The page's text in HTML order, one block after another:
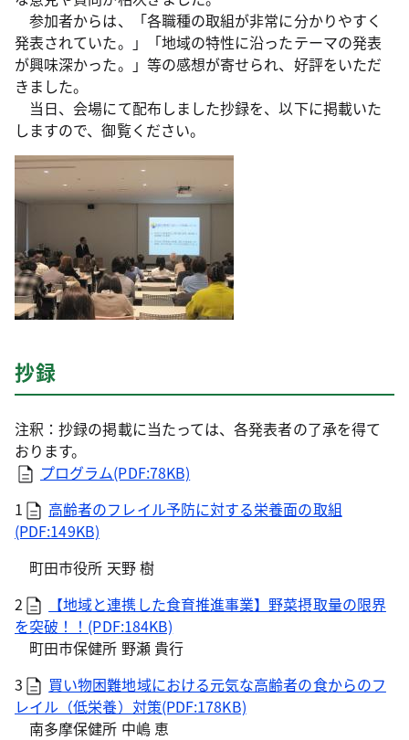
参加者からは、「各職種の取組が非常に分かりやすく
発表されていた。」「地域の特性に沿ったテーマの発表
が興味深かった。」等の感想が寄せられ、好評をいただ
きました。
当日、会場にて配布しました抄録を、以下に掲載いた
しますので、御覧ください。
抄録
注釈：抄録の掲載に当たっては、各発表者の了承を得て
おります。
プログラム(PDF:78KB)
1
高齢者のフレイル予防に対する栄養面の取組
(PDF:149KB)
町田市役所 天野 樹
2
【地域と連携した食育推進事業】野菜摂取量の限界
を突破！！(PDF:184KB)
町田市保健所 野瀬 貴行
3
買い物困難地域における元気な高齢者の食からのフ
レイル（低栄養）対策(PDF:178KB)
南多摩保健所 中嶋 恵